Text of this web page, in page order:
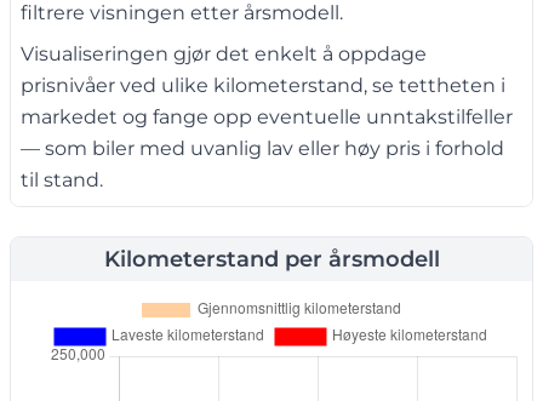
filtrere visningen etter årsmodell.
Visualiseringen gjør det enkelt å oppdage
prisnivåer ved ulike kilometerstand, se tettheten i
markedet og fange opp eventuelle unntakstilfeller
— som biler med uvanlig lav eller høy pris i forhold
til stand.
Kilometerstand per årsmodell